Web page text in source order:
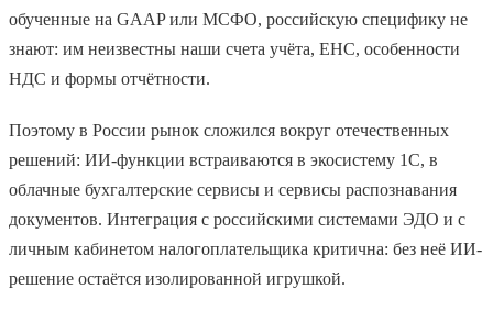
обученные на GAAP или МСФО, российскую специфику не
знают: им неизвестны наши счета учёта, ЕНС, особенности
НДС и формы отчётности.
Поэтому в России рынок сложился вокруг отечественных
решений: ИИ-функции встраиваются в экосистему 1С, в
облачные бухгалтерские сервисы и сервисы распознавания
документов. Интеграция с российскими системами ЭДО и с
личным кабинетом налогоплательщика критична: без неё ИИ-
решение остаётся изолированной игрушкой.